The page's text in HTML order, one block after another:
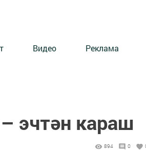
Видео Реклама
эчтән караш
894 0